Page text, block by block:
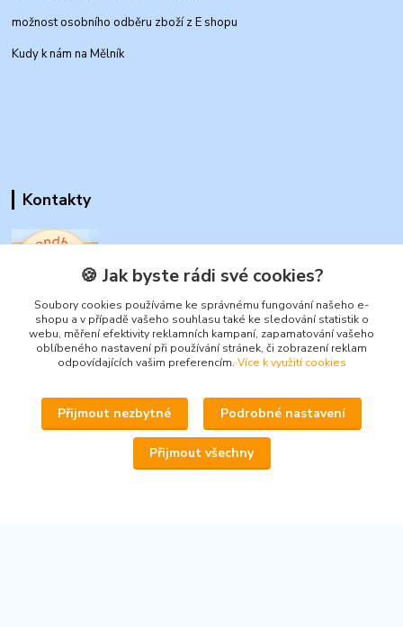
možnost osobního odběru zboží z E shopu
Kudy k nám na Mělník
Kontakty
www.secondhand-iva.cz
Ivana Husáková
+420 315 695 684
info@secondhand-iva.cz
🍪 Jak byste rádi své cookies?
Soubory cookies používáme ke správnému fungování našeho e-
shopu a v případě vašeho souhlasu také ke sledování statistik o
webu, měření efektivity reklamních kampaní, zapamatování vašeho
oblíbeného nastavení při používání stránek, či zobrazení reklam
odpovídajících vašim preferencím. Více k využití cookies
Přijmout nezbytné Podrobné nastavení
Přijmout všechny